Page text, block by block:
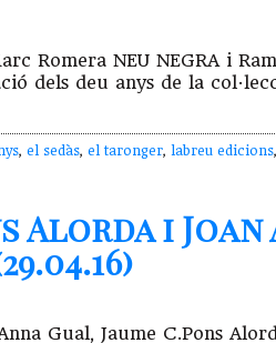
Romera NEU NEGRA i
dels deu anys de la
, el sedàs, el taronger, labreu edicions,
Alorda i
Gual, Jaume C.Pons